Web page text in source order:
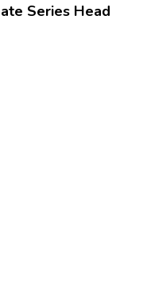
Series Head